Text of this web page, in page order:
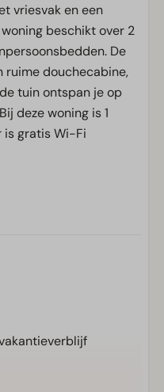
vriesvak en een
beschikt over 2
De
ruime douchecabine,
tuin ontspan je op
deze woning is 1
is gratis Wi-Fi